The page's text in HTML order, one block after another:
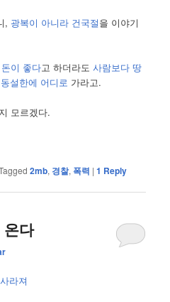
, 광복이 아니라 건국절을 이야기
돈이 좋다고 하더라도사람보다 땅
설한에 어디로 가라고.
모르겠다.
2mb, 경찰, 폭력 |1 Reply
다
라져